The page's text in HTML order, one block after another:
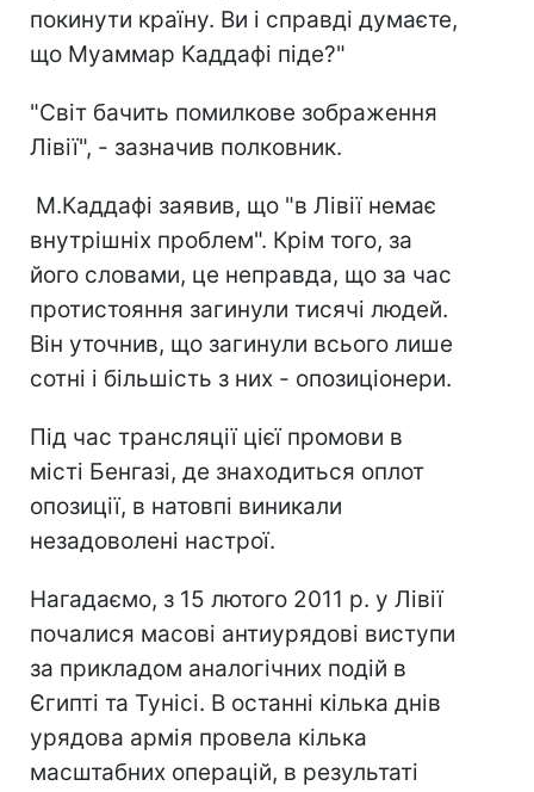
покинути країну. Ви і справді думаєте,
що Муаммар Каддафі піде?"
"Світ бачить помилкове зображення
Лівії", - зазначив полковник.
М.Каддафі заявив, що "в Лівії немає
внутрішніх проблем". Крім того, за
його словами, це неправда, що за час
протистояння загинули тисячі людей.
Він уточнив, що загинули всього лише
сотні і більшість з них - опозиціонери.
Під час трансляції цієї промови в
місті Бенгазі, де знаходиться оплот
опозиції, в натовпі виникали
незадоволені настрої.
Нагадаємо, з 15 лютого 2011 р. у Лівії
почалися масові антиурядові виступи
за прикладом аналогічних подій в
Єгипті та Тунісі. В останні кілька днів
урядова армія провела кілька
масштабних операцій, в результаті